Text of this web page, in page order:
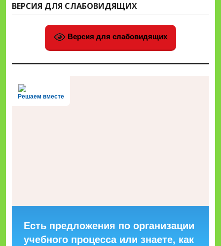
ВЕРСИЯ ДЛЯ СЛАБОВИДЯЩИХ
Версия для слабовидящих
Решаем вместе
Есть предложения по организации
учебного процесса или знаете, как